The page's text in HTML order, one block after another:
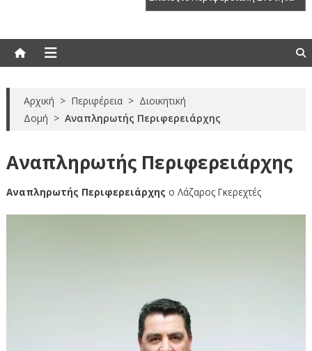
Αρχική > Περιφέρεια > Διοικητική
Δομή > Αναπληρωτής Περιφερειάρχης
Αναπληρωτής Περιφερειάρχης
Αναπληρωτής Περιφερειάρχης ο Λάζαρος Γκερεχτές